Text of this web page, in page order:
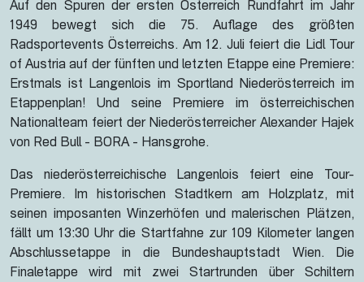
Auf den Spuren der ersten Österreich Rundfahrt im Jahr
1949 bewegt sich die 75. Auflage des größten
Radsportevents Österreichs. Am 12. Juli feiert die Lidl Tour
of Austria auf der fünften und letzten Etappe eine Premiere:
Erstmals ist Langenlois im Sportland Niederösterreich im
Etappenplan! Und seine Premiere im österreichischen
Nationalteam feiert der Niederösterreicher Alexander Hajek
von Red Bull - BORA - Hansgrohe.
Das niederösterreichische Langenlois feiert eine Tour-
Premiere. Im historischen Stadtkern am Holzplatz, mit
seinen imposanten Winzerhöfen und malerischen Plätzen,
fällt um 13:30 Uhr die Startfahne zur 109 Kilometer langen
Abschlussetappe in die Bundeshauptstadt Wien. Die
Finaletappe wird mit zwei Startrunden über Schiltern